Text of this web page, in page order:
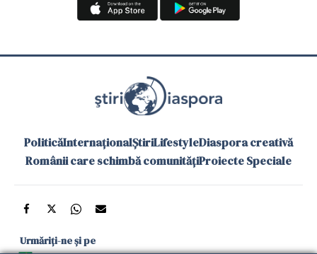
PoliticăInternaționalȘtiriLifestyleDiaspora creativă
Românii care schimbă comunitățiProiecte Speciale
Urmăriți-ne și pe